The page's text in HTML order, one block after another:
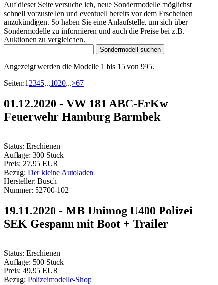
Auf dieser Seite versuche ich, neue Sondermodelle möglichst
schnell vorzustellen und eventuell bereits vor dem Erscheinen
anzukündigen. So haben Sie eine Anlaufstelle, um sich über
Sondermodelle zu informieren und auch die Preise bei z.B.
Auktionen zu vergleichen.
Angezeigt werden die Modelle 1 bis 15 von 995.
Seiten:1 2345...1020...>67
01.12.2020 - VW 181 ABC-ErKw
Feuerwehr Hamburg Barmbek
Status: Erschienen
Auflage: 300 Stück
Preis: 27,95 EUR
Bezug: Der kleine Autoladen
Hersteller: Busch
Nummer: 52700-102
19.11.2020 - MB Unimog U400 Polizei
SEK Gespann mit Boot + Trailer
Status: Erschienen
Auflage: 500 Stück
Preis: 49,95 EUR
Bezug: Polizeimodelle-Shop